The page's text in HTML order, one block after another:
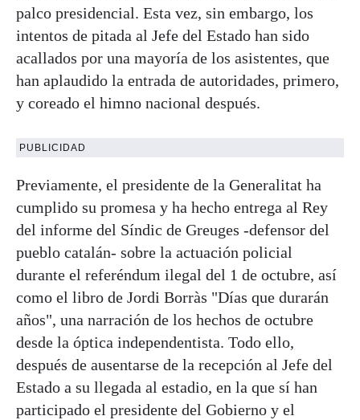
palco presidencial. Esta vez, sin embargo, los
intentos de pitada al Jefe del Estado han sido
acallados por una mayoría de los asistentes, que
han aplaudido la entrada de autoridades, primero,
y coreado el himno nacional después.
PUBLICIDAD
Previamente, el presidente de la Generalitat ha
cumplido su promesa y ha hecho entrega al Rey
del informe del Síndic de Greuges -defensor del
pueblo catalán- sobre la actuación policial
durante el referéndum ilegal del 1 de octubre, así
como el libro de Jordi Borràs "Días que durarán
años", una narración de los hechos de octubre
desde la óptica independentista. Todo ello,
después de ausentarse de la recepción al Jefe del
Estado a su llegada al estadio, en la que sí han
participado el presidente del Gobierno y el